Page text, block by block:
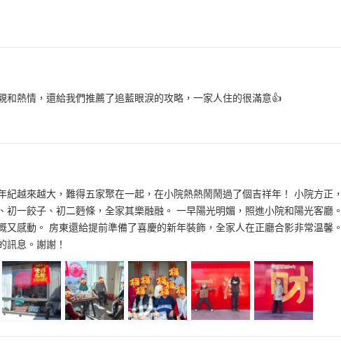
和熱情，還給我們推薦了追藍眼淚的攻略，一家人住的很滿意👍
紀越來越大，難得五家聚在一起，在小院熱熱鬧鬧過了個吉祥年！ 小院方正
初一餃子、初二麪條，全家其樂融融。 一早陽光明媚，照進小院和陽光客廳
感動。 房東還給提前準備了喜慶的新年裝飾，全家人在正廳合影非常温馨
訊息。謝謝！